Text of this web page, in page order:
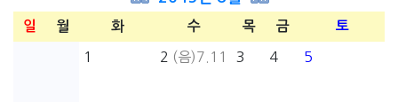
일 월 화 수 목 금 토
1 2 (음)7.11 3 4 5